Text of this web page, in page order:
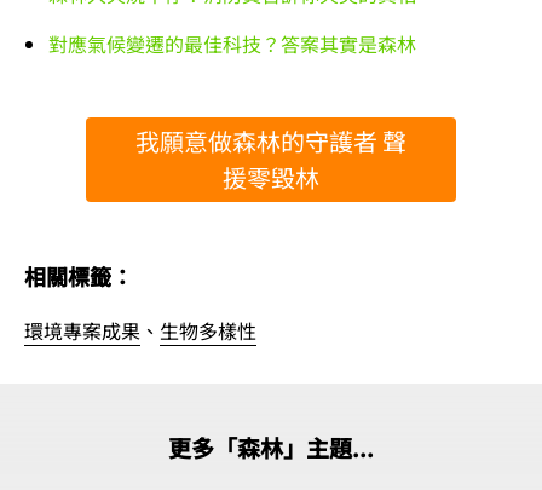
對應氣候變遷的最佳科技？答案其實是森林
我願意做森林的守護者 聲
援零毀林
相關標籤：
環境專案成果 、 生物多樣性
更多「森林」主題...